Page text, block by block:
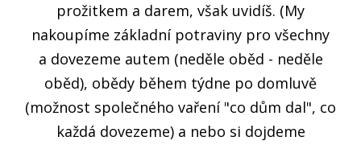
prožitkem a darem, však uvidíš. (My
nakoupíme základní potraviny pro všechny
a dovezeme autem (neděle oběd - neděle
oběd), obědy během týdne po domluvě
(možnost společného vaření "co dům dal", co
každá dovezeme) a nebo si dojdeme